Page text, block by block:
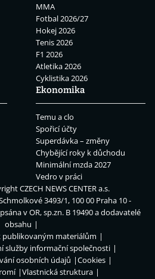
MMA
Fotbal 2026/27
Hokej 2026
Tenis 2026
F1 2026
Atletika 2026
Cyklistika 2026
Ekonomika
Temu a clo
Spořicí účty
Superdávka – změny
Chybějící roky k důchodu
Minimální mzda 2027
Vedro v práci
CZECH NEWS CENTER a.s.
3493/1, 100 00 Praha 10 -
v OR, sp.zn. B 19490 a dodavatelé
obsahu
publikovaným materiálům
služby informační společnosti
osobních údajů
Cookies
Vlastnická struktura